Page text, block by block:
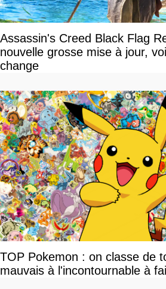
Assassin's Creed Black Flag
nouvelle grosse mise à jour,
change
TOP Pokemon : on classe de
mauvais à l'incontournable à